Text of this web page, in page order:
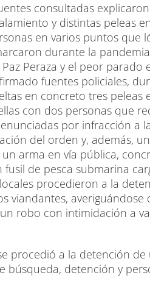
consultadas
y distintas peleas
en varios puntos que
durante la
Peraza y el peor
fuentes policiales,
en concreto tres
con dos personas que
por infracción a
del orden y, además,
arma en vía pública,
de pesca submarina
procedieron a la
viandantes,
robo con intimidación a
procedió a la detención
búsqueda, detención y